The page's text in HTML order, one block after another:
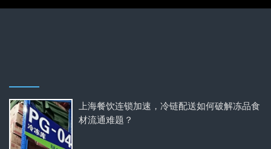
上海餐饮连锁加速，冷链配送如何破解冻品食
材流通难题？